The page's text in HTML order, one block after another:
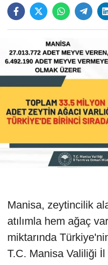
Manisa, zeytincilik
atılımla hem ağaç
miktarında
T.C. Manisa Valiliği İl